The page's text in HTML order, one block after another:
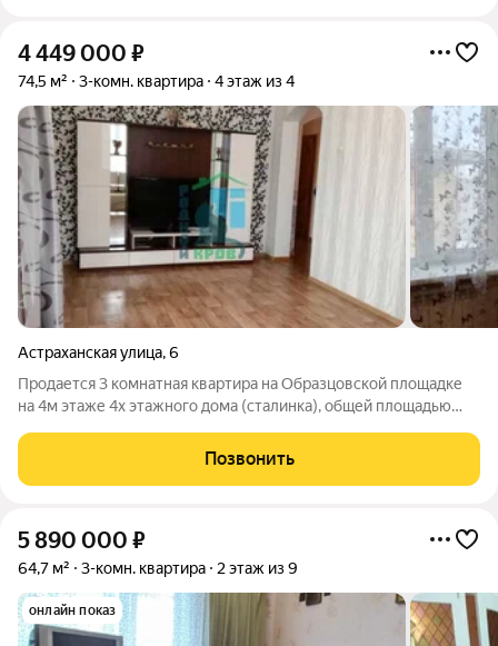
4 449 000 ₽
74,5 м² 3-комн. квартира 4 этаж из 4
Астраханская улица,6
Продается 3 комнатная квартира на Образцовской площадке
на 4м этаже 4х этажного дома (сталинка), общей площадью
окна пластиковые, батареи биметаллические, все три комнаты
изолированные,
Позвонить
5 890 000 ₽
64,7 м² 3-комн. квартира 2 этаж из 9
онлайн показ